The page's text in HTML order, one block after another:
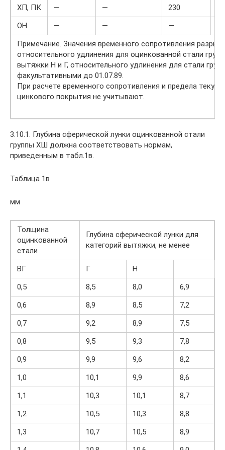
ХП, ПК
— — 230
ОН
— — —
Примечание. Значения временного сопротивления
относительного удлинения для оцинкованной стали
вытяжки Н и Г, относительного удлинения для стали
факультативными до 01.07.89.
При расчете временного сопротивления и предела
цинкового покрытия не учитывают.
3.10.1. Глубина сферической лунки оцинкованной стали
группы ХШ должна соответствовать нормам,
приведенным в табл.1в.
Таблица 1в
мм
Толщина
оцинкованной
стали
Глубина сферической лунки для
категорий вытяжки, не менее
ВГ Г
Н
0,5
8,5 8,0
6,9
0,6
8,9 8,5
7,2
0,7
9,2 8,9
7,5
0,8
9,5 9,3
7,8
0,9
9,9 9,6
8,2
1,0
10,1 9,9
8,6
1,1
10,3 10,1
8,7
1,2
10,5 10,3
8,8
1,3
10,7 10,5
8,9